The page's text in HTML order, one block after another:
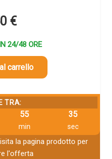
€
24/48 ORE
carrello
TRA:
55
min
34
sec
la pagina prodotto per
l'offerta